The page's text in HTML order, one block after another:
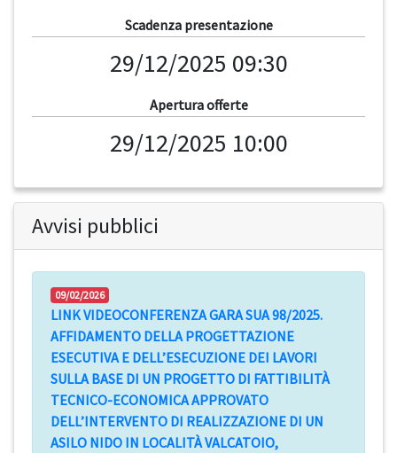
Scadenza presentazione
29/12/2025 09:30
Apertura offerte
29/12/2025 10:00
Avvisi pubblici
09/02/2026
LINK VIDEOCONFERENZA GARA SUA 98/2025.
AFFIDAMENTO DELLA PROGETTAZIONE
ESECUTIVA E DELL’ESECUZIONE DEI LAVORI
SULLA BASE DI UN PROGETTO DI FATTIBILITÀ
TECNICO-ECONOMICA APPROVATO
DELL’INTERVENTO DI REALIZZAZIONE DI UN
ASILO NIDO IN LOCALITÀ VALCATOIO,